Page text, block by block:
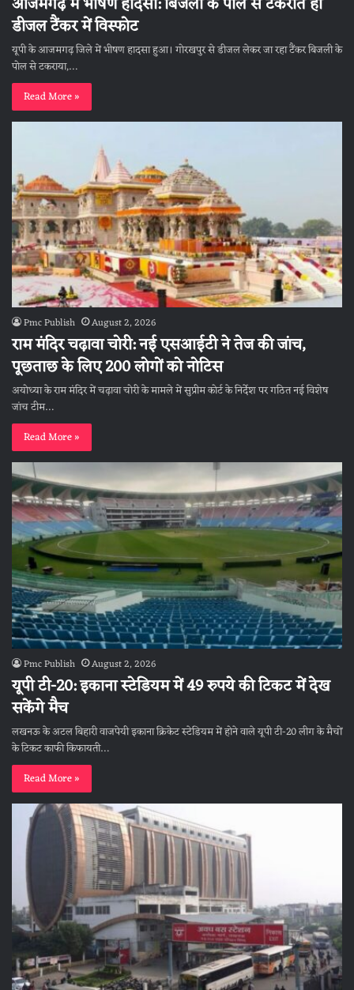
डीजल टैंकर में विस्फोट
यूपी के आजमगढ़ जिले में भीषण हादसा हुआ। गोरखपुर से डीजल लेकर जा रहा टैंकर बिजली के
पोल से टकराया,…
Read More »
Pmc Publish August 2, 2026
राम मंदिर चढ़ावा चोरी: नई एसआईटी ने तेज की जांच,
पूछताछ के लिए 200 लोगों को नोटिस
अयोध्या के राम मंदिर में चढ़ावा चोरी के मामले में सुप्रीम कोर्ट के निर्देश पर गठित नई विशेष
जांच टीम…
Read More »
Pmc Publish August 2, 2026
यूपी टी-20: इकाना स्टेडियम में 49 रुपये की टिकट में देख
सकेंगे मैच
लखनऊ के अटल बिहारी वाजपेयी इकाना क्रिकेट स्टेडियम में होने वाले यूपी टी-20 लीग के मैचों
के टिकट काफी किफायती…
Read More »